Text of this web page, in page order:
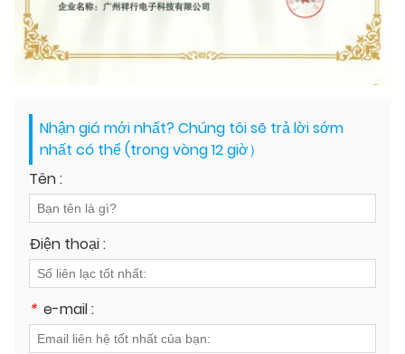
Nhận giá mới nhất? Chúng tôi sẽ trả lời sớm
nhất có thể (trong vòng 12 giờ）
Tên :
Điện thoại :
* e-mail :